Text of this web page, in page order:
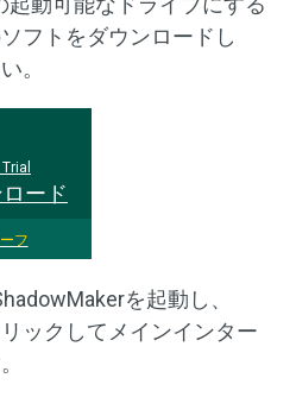
フトをダウンロードし
。
ード
フ
を起動し、
リックしてメインインター